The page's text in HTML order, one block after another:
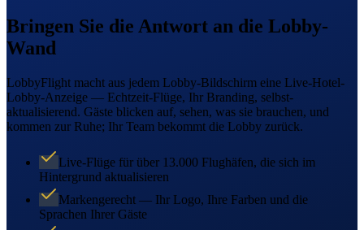
Bringen Sie die Antwort an die Lobby-
Wand
LobbyFlight macht aus jedem Lobby-Bildschirm eine Live-Hotel-
Lobby-Anzeige — Echtzeit-Flüge, Ihr Branding, selbst-
aktualisierend. Gäste blicken auf, sehen, was sie brauchen, und
kommen zur Ruhe; Ihr Team bekommt die Lobby zurück.
Live-Flüge für über 13.000 Flughäfen, die sich im
Hintergrund aktualisieren
Markengerecht — Ihr Logo, Ihre Farben und die
Sprachen Ihrer Gäste